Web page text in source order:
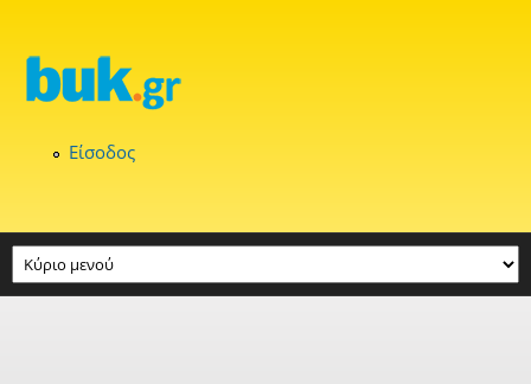
Είσοδος